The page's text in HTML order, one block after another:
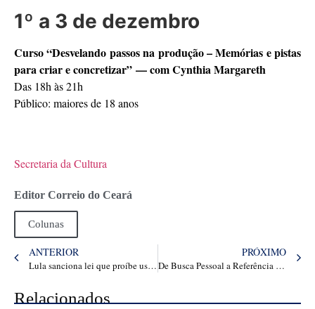
1º a 3 de dezembro
Curso “Desvelando passos na produção – Memórias e pistas
para criar e concretizar” — com Cynthia Margareth
Das 18h às 21h
Público: maiores de 18 anos
Secretaria da Cultura
Editor Correio do Ceará
Colunas
ANTERIOR
Lula sanciona lei que proíbe uso de linguagem neutra pelos governos
PRÓXIMO
De Busca Pessoal a Referência Internacional: Franciele Cervelin transforma vidas por meio da genealogia e do resgate de histórias familiares
Relacionados